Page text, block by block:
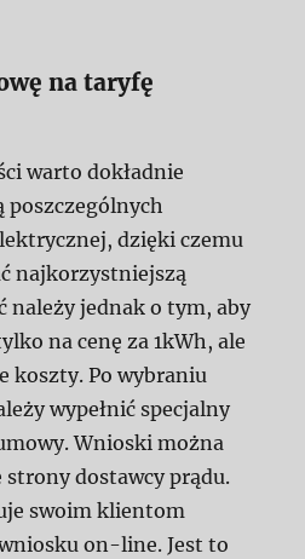
na taryfę
warto dokładnie
poszczególnych
dzięki czemu
najkorzystniejszą
należy jednak o tym, aby
na cenę za 1kWh, ale
koszty. Po wybraniu
wypełnić specjalny
Wnioski można
strony dostawcy prądu.
swoim klientom
on-line. Jest to